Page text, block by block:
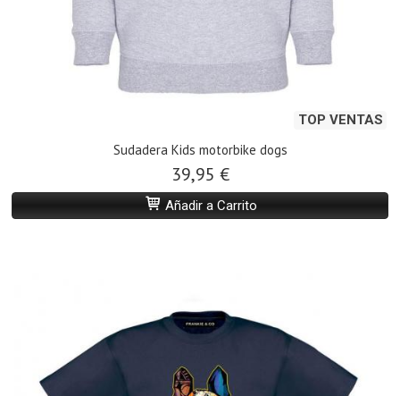
TOP VENTAS
Sudadera Kids motorbike dogs
39,95 €
Añadir a Carrito